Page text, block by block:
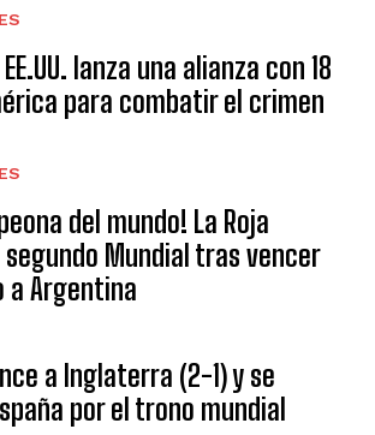
lanza una alianza con 18
para combatir el crimen
del mundo! La Roja
Mundial tras vencer
a Argentina
a Inglaterra (2-1) y se
por el trono mundial